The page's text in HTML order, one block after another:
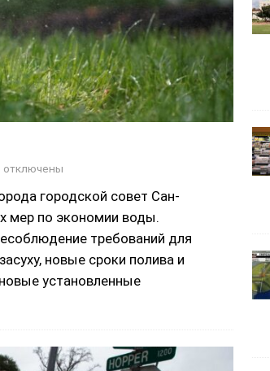
отключены
городской совет Сан-
мер по экономии воды.
требований для
новые сроки полива и
установленные